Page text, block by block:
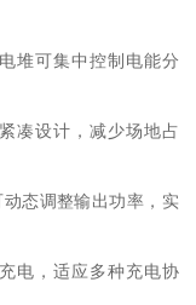
堆可集中控制电能分
凑设计，减少场地占
态调整输出功率，实
电，适应多种充电协